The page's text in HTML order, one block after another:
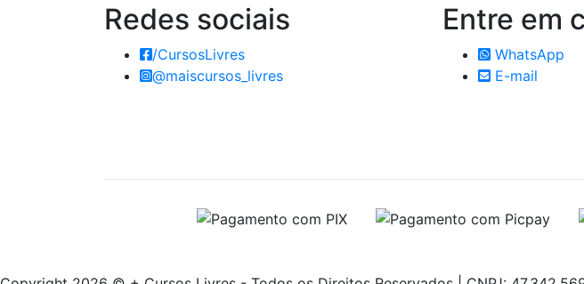
Redes sociais
/CursosLivres
@maiscursos_livres
Entre em
WhatsApp
E-mail